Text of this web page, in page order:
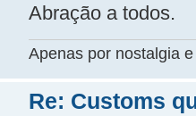
Abração a todos.
Apenas por nostalgia
Re: Customs